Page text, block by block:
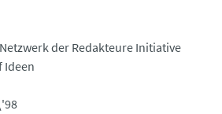
der Redakteure Initiative
Ideen